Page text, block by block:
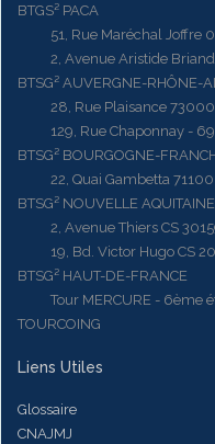
BTGS² PACA
51, Rue Maréchal Joffre
2, Avenue Aristide Briand
BTSG² AUVERGNE-RHÔNE-
28, Rue Plaisance 73000
129, Rue Chaponnay -
BTSG² BOURGOGNE-
22, Quai Gambetta 71100
BTSG² NOUVELLE AQUITAINE
2, Avenue Thiers CS
19, Bd. Victor Hugo CS
BTSG² HAUT-DE-FRANCE
Tour MERCURE - 6ème
TOURCOING
Liens Utiles
Glossaire
CNAJMJ